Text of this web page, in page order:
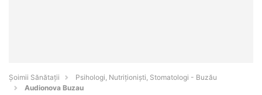
Şoimii Sănătații
Psihologi, Nutriționiști, Stomatologi - Buzău
Audionova Buzau